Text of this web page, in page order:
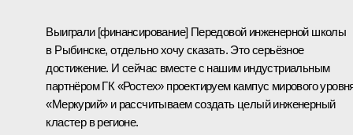
Выиграли [финансирование] Передовой инженерной школы
в Рыбинске, отдельно хочу сказать. Это серьёзное
достижение. И сейчас вместе с нашим индустриальным
партнёром ГК «Ростех» проектируем кампус мирового
«Меркурий» и рассчитываем создать целый инженерный
кластер в регионе.